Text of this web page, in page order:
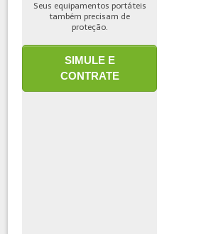
Seus equipamentos portáteis
também precisam de
proteção.
SIMULE E
CONTRATE